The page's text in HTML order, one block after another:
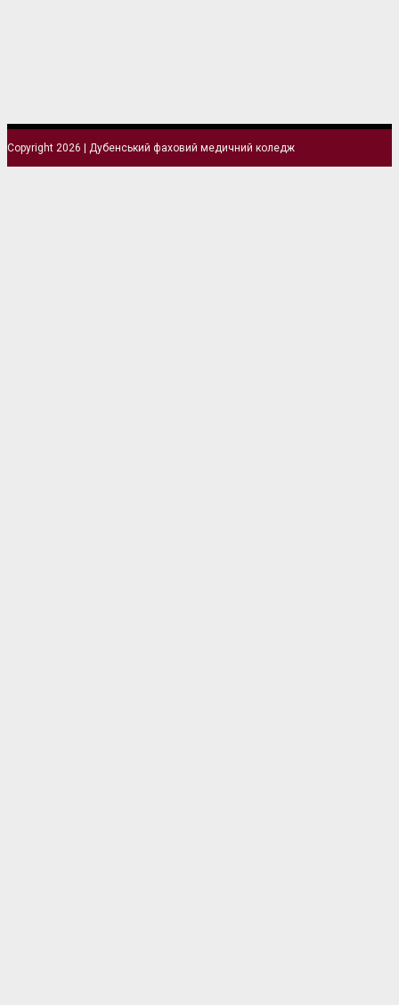
Copyright 2026 | Дубенський фаховий медичний коледж